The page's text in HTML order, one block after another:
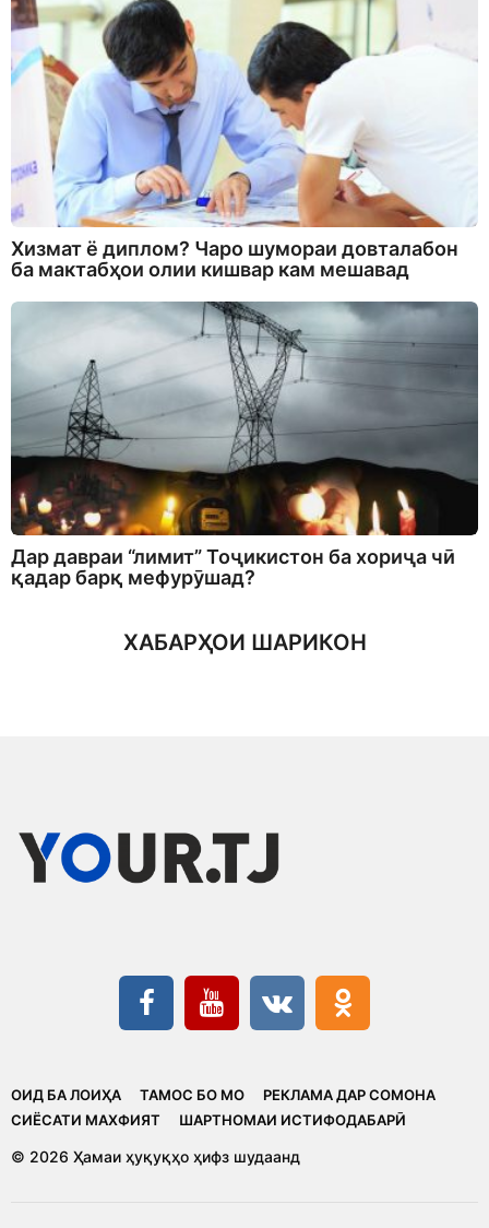
Хизмат ё диплом? Чаро шумораи довталабон
ба мактабҳои олии кишвар кам мешавад
Дар давраи “лимит” Тоҷикистон ба хориҷа чӣ
қадар барқ мефурӯшад?
ХАБАРҲОИ ШАРИКОН
ОИД БА ЛОИҲА ТАМОС БО МО
РЕКЛАМА ДАР СОМОНА
CИЁСАТИ МАХФИЯТ
ШАРТНОМАИ ИСТИФОДАБАРӢ
© 2026 Ҳамаи ҳуқуқҳо ҳифз шудаанд